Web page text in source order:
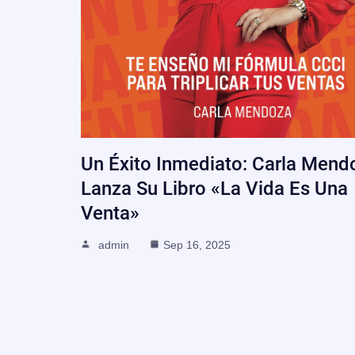
Un Éxito Inmediato: Carla
Lanza Su Libro «La Vida Es Una
Venta»
admin Sep 16, 2025